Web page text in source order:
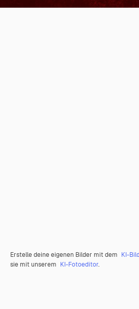
Erstelle deine eigenen Bilder mit dem KI-
sie mit unserem KI-Fotoeditor.